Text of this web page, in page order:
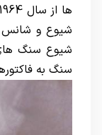
شیوع و شانس
سنگ به